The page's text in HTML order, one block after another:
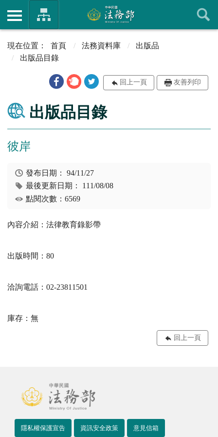
首頁 法務資料庫
出版品
出版品目錄
回上一頁 友善列印
出版品目錄
彼岸
發布日期：94/11/27
最後更新日期： 111/08/08
點閱次數：6569
內容介紹：法律教育錄影帶
出版時間：80
洽詢電話：02-23811501
庫存：無
回上一頁
隱私權保護宣告 資訊安全政策 意見信箱